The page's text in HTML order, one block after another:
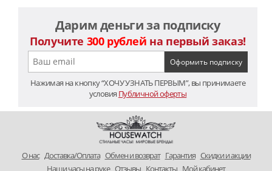
Дарим деньги за подписку
Получите 300 рублей на первый заказ!
Нажимая на кнопку “ХОЧУ УЗНАТЬ ПЕРВЫМ”, вы принимаете
условия Публичной оферты
O нас Доставка/Оплата Обмен и возврат Гарантия Скидки и акции
Наши часы на руке Отзывы Контакты Мой кабинет